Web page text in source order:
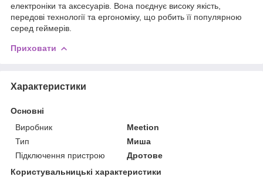
електроніки та аксесуарів. Вона поєднує високу якість,
передові технології та ергономіку, що робить її популярною
серед геймерів.
Приховати
Характеристики
Основні
Виробник
Meetion
Тип
Миша
Підключення пристрою
Дротове
Користувальницькі характеристики